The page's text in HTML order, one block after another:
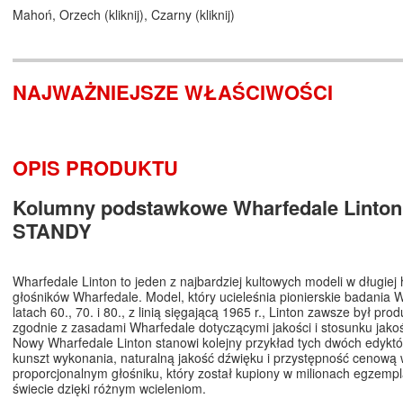
Mahoń, Orzech (kliknij), Czarny (kliknij)
NAJWAŻNIEJSZE WŁAŚCIWOŚCI
OPIS PRODUKTU
Kolumny podstawkowe Wharfedale
STANDY
Wharfedale Linton to jeden z najbardziej kultowych modeli w długiej
głośników Wharfedale. Model, który ucieleśnia pionierskie badania
latach 60., 70. i 80., z linią sięgającą 1965 r., Linton zawsze był
zgodnie z zasadami Wharfedale dotyczącymi jakości i stosunku
Nowy Wharfedale Linton stanowi kolejny przykład tych dwóch
kunszt wykonania, naturalną jakość dźwięku i przystępność cenową
proporcjonalnym głośniku, który został kupiony w milionach
świecie dzięki różnym wcieleniom.